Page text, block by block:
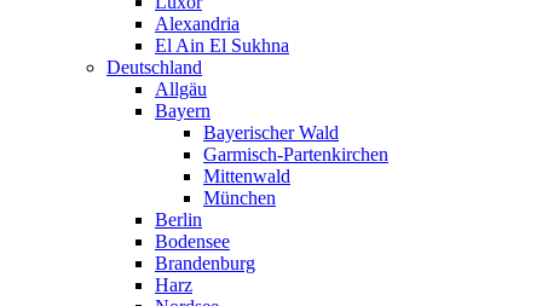
Alexandria
El Ain El Sukhna
Deutschland
Allgäu
Bayern
Bayerischer Wald
Garmisch-Partenkirchen
Mittenwald
München
Berlin
Bodensee
Brandenburg
Harz